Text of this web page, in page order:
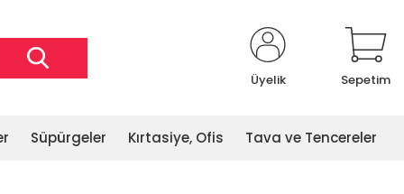
Üyelik Sepetim
Süpürgeler Kırtasiye, Ofis Tava ve Tencereler